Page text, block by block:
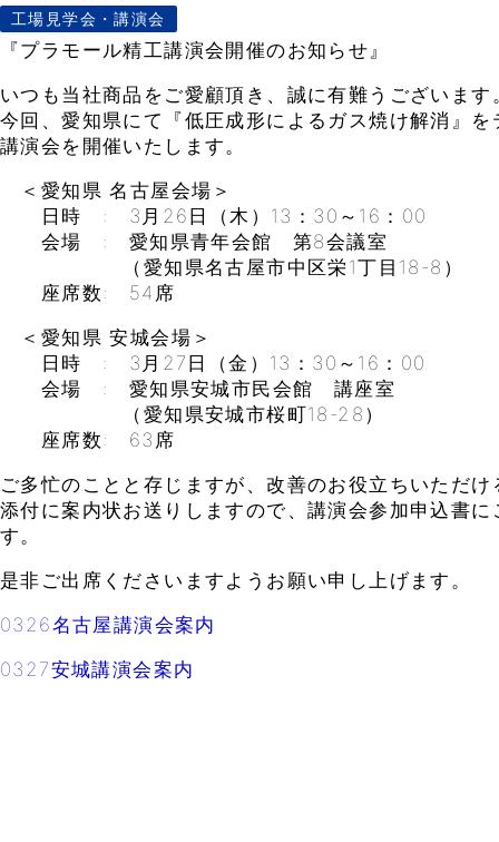
工場見学会・講演会
『プラモール精工講演会開催のお知らせ』
いつも当社商品をご愛顧頂き、誠に有難うございます
今回、愛知県にて『低圧成形によるガス焼け解消』を
講演会を開催いたします。
＜愛知県 名古屋会場＞
日時 : 3月26日（木）13：30～16：00
会場 : 愛知県青年会館 第8会議室
（愛知県名古屋市中区栄1丁目18-8）
座席数: 54席
＜愛知県 安城会場＞
日時 : 3月27日（金）13：30～16：00
会場 : 愛知県安城市民会館 講座室
（愛知県安城市桜町18-28）
座席数: 63席
ご多忙のことと存じますが、改善のお役立ちいただ
添付に案内状お送りしますので、講演会参加申込書
す。
是非ご出席くださいますようお願い申し上げます。
0326名古屋講演会案内
0327安城講演会案内